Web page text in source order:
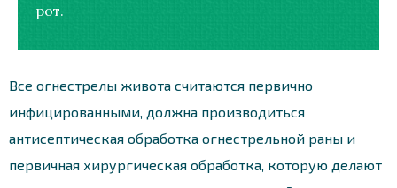
рот.
Все огнестрелы живота считаются первично
инфицированными, должна производиться
антисептическая обработка огнестрельной раны и
первичная хирургическая обработка, которую делают